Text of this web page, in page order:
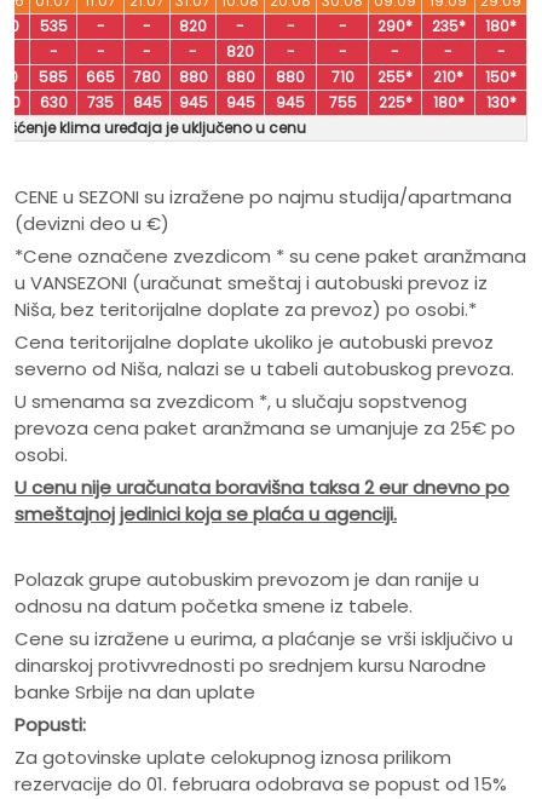
535 - - 820 - - - 290* 235*
180*
- - - - 820 - - - -
-
585 665 780 880 880 880 710 255* 210*
150*
630 735 845 945 945 945 755 225* 180*
130*
klima uređaja je uključeno u cenu
CENE u SEZONI su izražene po najmu studija/apartmana
(devizni deo u €)
*Cene označene zvezdicom * su cene paket aranžmana
u VANSEZONI (uračunat smeštaj i autobuski prevoz iz
Niša, bez teritorijalne doplate za prevoz) po osobi.*
Cena teritorijalne doplate ukoliko je autobuski prevoz
severno od Niša, nalazi se u tabeli autobuskog prevoza.
U smenama sa zvezdicom *, u slučaju sopstvenog
prevoza cena paket aranžmana se umanjuje za 25€ po
osobi.
U cenu nije uračunata boravišna taksa 2 eur dnevno po
smeštajnoj jedinici koja se plaća u agenciji.
Polazak grupe autobuskim prevozom je dan ranije u
odnosu na datum početka smene iz tabele.
Cene su izražene u eurima, a plaćanje se vrši isključivo u
dinarskoj protivvrednosti po srednjem kursu Narodne
banke Srbije na dan uplate
Popusti:
Za gotovinske uplate celokupnog iznosa prilikom
rezervacije do 01. februara odobrava se popust od 15%